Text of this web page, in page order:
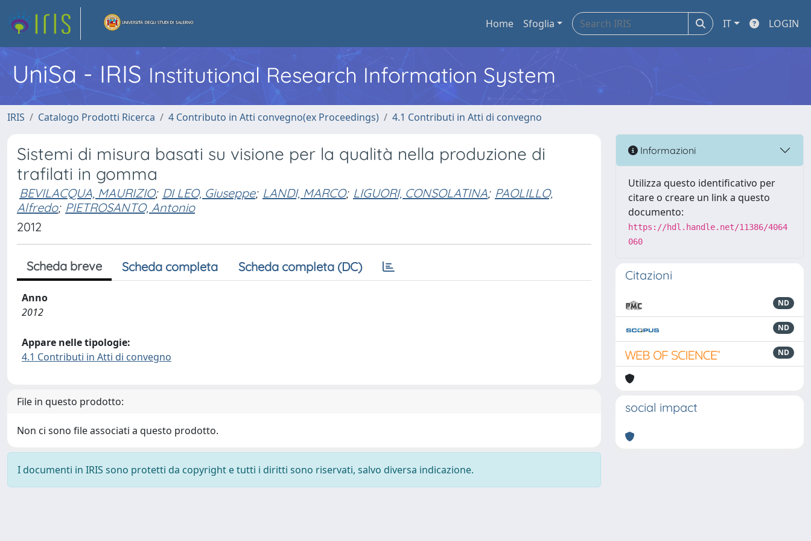
Home Sfoglia IT LOGIN
UniSa - IRIS Institutional Research Information System
IRIS Catalogo Prodotti Ricerca 4 Contributo in Atti convegno(ex Proceedings) 4.1 Contributi in Atti di convegno
Sistemi di misura basati su visione per la qualità nella produzione di
trafilati in gomma
BEVILACQUA, MAURIZIO; DI LEO, Giuseppe; LANDI, MARCO; LIGUORI, CONSOLATINA; PAOLILLO,
Alfredo; PIETROSANTO, Antonio
2012
Scheda breve Scheda completa Scheda completa (DC)
Anno
2012
Appare nelle tipologie:
4.1 Contributi in Atti di convegno
File in questo prodotto:
Non ci sono file associati a questo prodotto.
I documenti in IRIS sono protetti da copyright e tutti i diritti sono riservati, salvo diversa indicazione.
Informazioni
Utilizza questo identificativo per
citare o creare un link a questo
documento:
https://hdl.handle.net/11386/4064
060
Citazioni
ND
ND
ND
social impact